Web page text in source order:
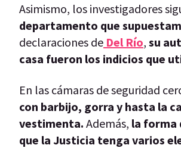
Asimismo, los investigadores
departamento que
declaraciones de Del Río, su
casa fueron los indicios que
En las cámaras de seguridad
con barbijo, gorra y hasta la
vestimenta. Además, la forma
que la Justicia tenga varios